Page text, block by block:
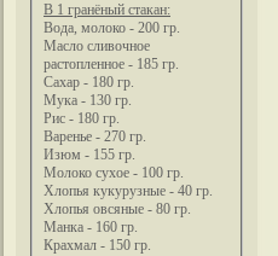
В 1 гранёный стакан:
Вода, молоко - 200 гр.
Масло сливочное
растопленное - 185 гр.
Сахар - 180 гр.
Мука - 130 гр.
Рис - 180 гр.
Варенье - 270 гр.
Изюм - 155 гр.
Молоко сухое - 100 гр.
Хлопья кукурузные - 40 гр.
Хлопья овсяные - 80 гр.
Манка - 160 гр.
Крахмал - 150 гр.